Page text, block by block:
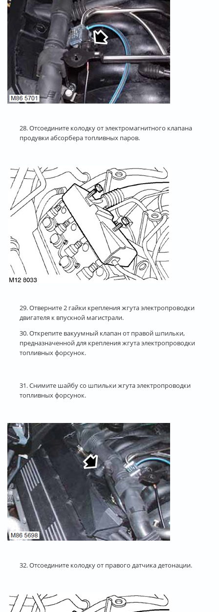
28. Отсоедините колодку от электромагнитного клапана
продувки абсорбера топливных паров.
29. Отверните 2 гайки крепления жгута электропроводки
двигателя к впускной магистрали.
30. Открепите вакуумный клапан от правой шпильки,
предназначенной для крепления жгута электропроводки
топливных форсунок.
31. Снимите шайбу со шпильки жгута электропроводки
топливных форсунок.
32. Отсоедините колодку от правого датчика детонации.